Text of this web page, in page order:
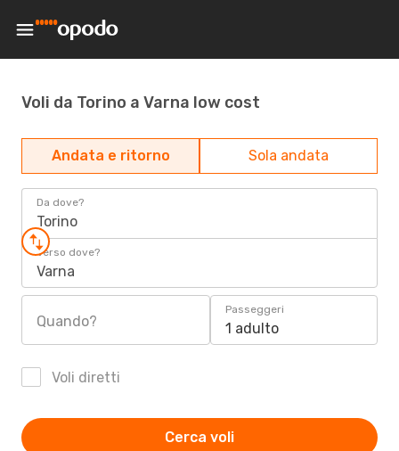
Voli da Torino a Varna low cost
Andata e ritorno Sola andata
Da dove?
Torino
Verso dove?
Varna
Quando?
Passeggeri
1 adulto
Voli diretti
Cerca voli